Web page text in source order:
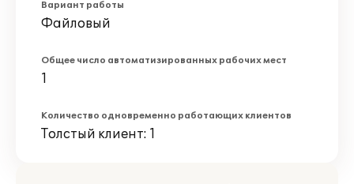
Вариант работы
Файловый
Общее число автоматизированных рабочих мест
1
Количество одновременно работающих клиентов
Толстый клиент: 1